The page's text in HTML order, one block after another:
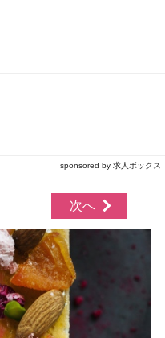
sponsored by 求人ボックス
次へ